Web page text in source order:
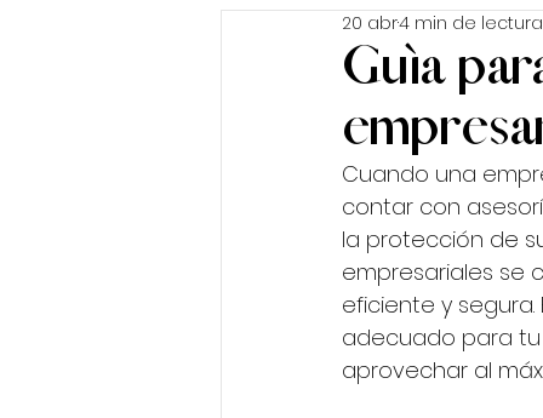
Marítimo
Guía
20 abr4 min de lectura
Cuando una
contar con
la protección de
empresariales se
eficiente y
adecuado para
aprovechar al